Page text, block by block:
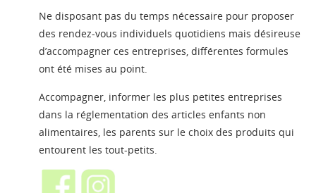
Ne disposant pas du temps nécessaire pour proposer
des rendez-vous individuels quotidiens mais désireuse
d’accompagner ces entreprises, différentes formules
ont été mises au point.
Accompagner, informer les plus petites entreprises
dans la réglementation des articles enfants non
alimentaires, les parents sur le choix des produits qui
entourent les tout-petits.